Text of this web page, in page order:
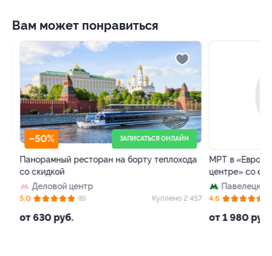
Вам может понравиться
–50% ЗАПИСАТЬСЯ ОНЛАЙН
Панорамный ресторан на борту теплохода
со скидкой
Деловой центр
от 630 руб.
5.0 (8) Куплено 2 457
МРТ в
центре» со
Павелецкая
от 1 980 руб.
4.6 (72)